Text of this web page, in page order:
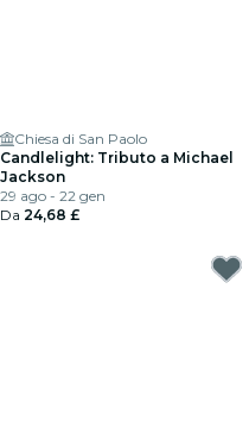
Chiesa di San Paolo
Candlelight: Tributo a Michael
Jackson
29 ago - 22 gen
Da 24,68 £